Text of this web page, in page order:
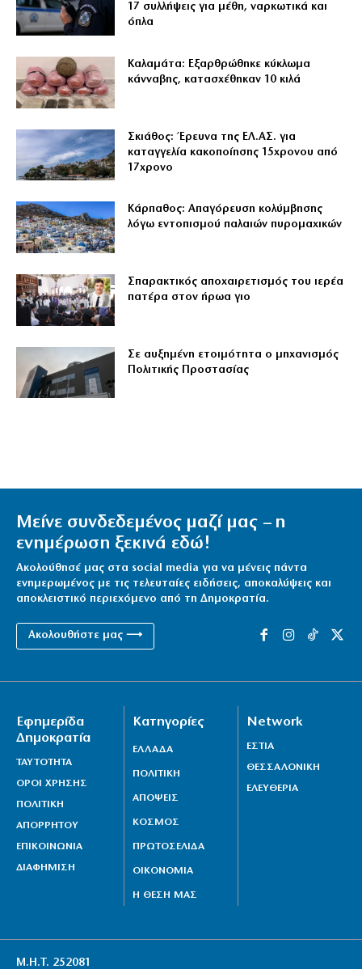
17 συλλήψεις για μέθη, ναρκωτικά και
όπλα
Καλαμάτα: Εξαρθρώθηκε κύκλωμα
κάνναβης, κατασχέθηκαν 10 κιλά
Σκιάθος: Έρευνα της ΕΛ.ΑΣ. για
καταγγελία κακοποίησης 15χρονου από
17χρονο
Κάρπαθος: Απαγόρευση κολύμβησης
λόγω εντοπισμού παλαιών πυρομαχικών
Σπαρακτικός αποχαιρετισμός του ιερέα
πατέρα στον ήρωα γιο
Σε αυξημένη ετοιμότητα ο μηχανισμός
Πολιτικής Προστασίας
Μείνε συνδεδεμένος μαζί μας – η
ενημέρωση ξεκινά εδώ!
Ακολούθησέ μας στα social media για να μένεις πάντα
ενημερωμένος με τις τελευταίες ειδήσεις, αποκαλύψεις και
αποκλειστικό περιεχόμενο από τη Δημοκρατία.
Ακολουθήστε μας ⟶
Εφημερίδα
Δημοκρατία
ΤΑΥΤΟΤΗΤΑ
ΟΡΟΙ ΧΡΗΣΗΣ
ΠΟΛΙΤΙΚΗ
ΑΠΟΡΡΗΤΟΥ
ΕΠΙΚΟΙΝΩΝΙΑ
ΔΙΑΦΗΜΙΣΗ
Κατηγορίες
ΕΛΛΑΔΑ
ΠΟΛΙΤΙΚΗ
ΑΠΟΨΕΙΣ
ΚΟΣΜΟΣ
ΠΡΩΤΟΣΕΛΙΔΑ
ΟΙΚΟΝΟΜΙΑ
Η ΘΕΣΗ ΜΑΣ
Network
ΕΣΤΙΑ
ΘΕΣΣΑΛΟΝΙΚΗ
ΕΛΕΥΘΕΡΙΑ
Μ.Η.Τ. 252081